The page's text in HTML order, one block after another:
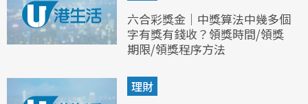
六合彩獎金｜中獎算法中幾多個
字有獎有錢收？領獎時間/領獎
期限/領獎程序方法
理財